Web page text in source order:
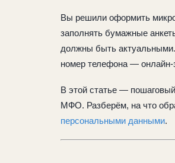
Вы решили оформить
заполнять бумажные
должны быть
номер телефона — онлайн-
В этой статье —
МФО. Разберём, на что
персональными данными.